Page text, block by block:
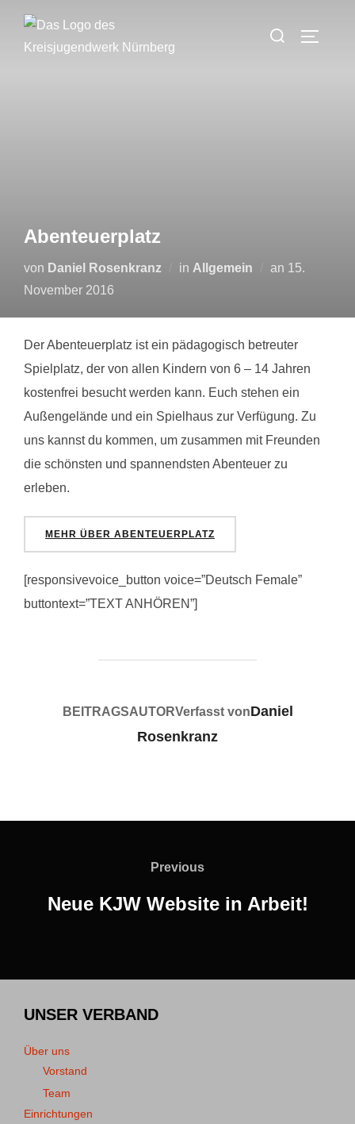
springen
Suchen
Abenteuerplatz
von Daniel Rosenkranz in Allgemein an 15.
November 2016
Der Abenteuerplatz ist ein pädagogisch betreuter
Spielplatz, der von allen Kindern von 6 – 14 Jahren
kostenfrei besucht werden kann. Euch stehen ein
Außengelände und ein Spielhaus zur Verfügung. Zu
uns kannst du kommen, um zusammen mit Freunden
die schönsten und spannendsten Abenteuer zu
erleben.
MEHR ÜBER ABENTEUERPLATZ
[responsivevoice_button voice=”Deutsch Female”
buttontext=”TEXT ANHÖREN”]
BEITRAGSAUTORVerfasst vonDaniel
Rosenkranz
Previous
Previous
Neue KJW Website in Arbeit!
UNSER VERBAND
Über uns
Vorstand
Team
Einrichtungen